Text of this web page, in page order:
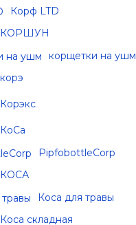
Корф LTD
КОРШУН
корщетки на ушм
корэ
Корэкс
КоСа
PipfobottleCorp
КОСА
Коса для травы
Коса складная